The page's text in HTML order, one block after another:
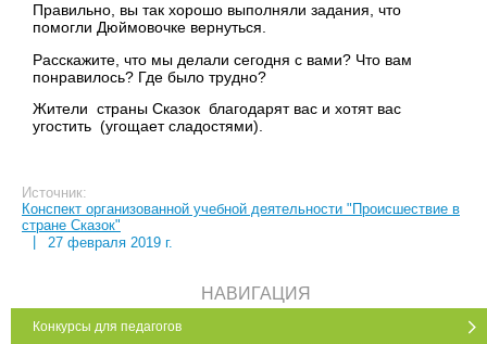
Правильно, вы так хорошо выполняли задания, что
помогли Дюймовочке вернуться.
Расскажите, что мы делали сегодня с вами? Что вам
понравилось? Где было трудно?
Жители страны Сказок благодарят вас и хотят вас
угостить (угощает сладостями).
Источник:
Конспект организованной учебной деятельности "Происшествие в
стране Сказок"
27 февраля 2019 г.
НАВИГАЦИЯ
Конкурсы для педагогов